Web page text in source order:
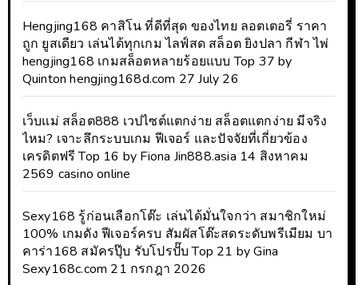
Hengjing168 คาสิโน ที่ดีที่สุด ของไทย ลอตเตอรี่ ราคา
ถูก ยูสเดียว เล่นได้ทุกเกม ไลฟ์สด สล็อต ยิงปลา กีฬา ไพ่
hengjing168 เกมสล็อตหลายร้อยแบบ Top 37 by
Quinton hengjing168d.com 27 July 26
เว็บแม่ สล็อต888 เวปไซต์แตกง่าย สล็อตแตกง่าย มีจริง
ไหม? เจาะลึกระบบเกม ฟีเจอร์ และปัจจัยที่เกี่ยวข้อง
เครดิตฟรี Top 16 by Fiona Jin888.asia 14 สิงหาคม
2569 casino online
Sexy168 รู้ก่อนเลือกโต๊ะ เล่นได้มั่นใจกว่า สมาชิกใหม่
100% เกมดัง ฟีเจอร์ครบ สัมผัสโต๊ะสดระดับพรีเมียม บา
คาร่า168 สมัครปุ๊บ รับโปรปั๊บ Top 21 by Gina
Sexy168c.com 21 กรกฎา 2026